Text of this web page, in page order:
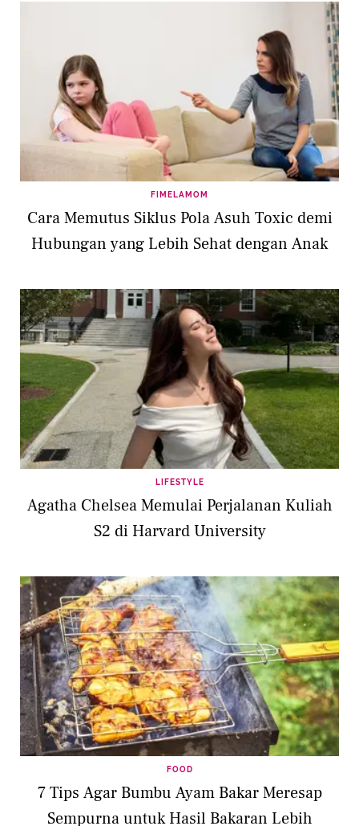
FIMELAMOM
Cara Memutus Siklus Pola Asuh Toxic demi
Hubungan yang Lebih Sehat dengan Anak
LIFESTYLE
Agatha Chelsea Memulai Perjalanan Kuliah
S2 di Harvard University
FOOD
7 Tips Agar Bumbu Ayam Bakar Meresap
Sempurna untuk Hasil Bakaran Lebih